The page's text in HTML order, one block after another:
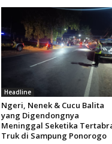
Headline
Ngeri, Nenek & Cucu Balita
yang Digendongnya
Meninggal Seketika
Truk di Sampung Ponorogo